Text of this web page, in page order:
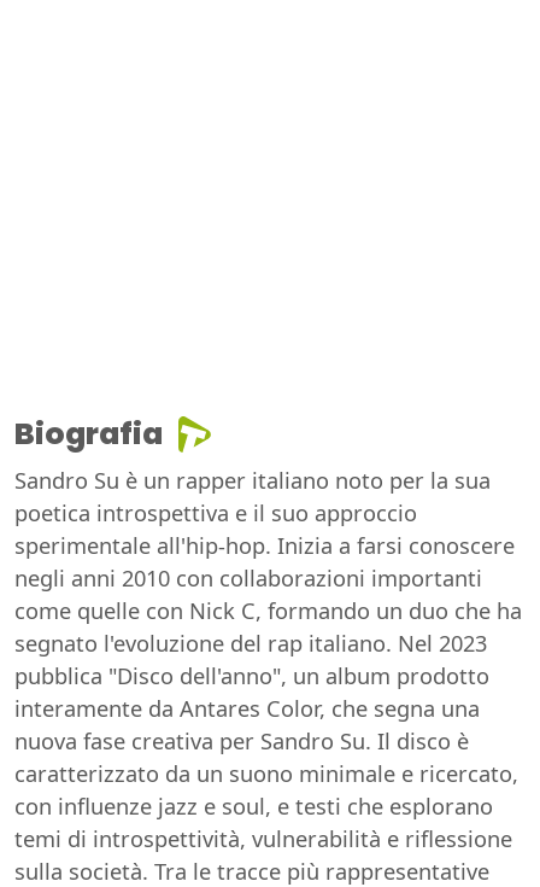
Biografia
Sandro Su è un rapper italiano noto per la sua
poetica introspettiva e il suo approccio
sperimentale all'hip-hop. Inizia a farsi conoscere
negli anni 2010 con collaborazioni importanti
come quelle con Nick C, formando un duo che ha
segnato l'evoluzione del rap italiano. Nel 2023
pubblica "Disco dell'anno", un album prodotto
interamente da Antares Color, che segna una
nuova fase creativa per Sandro Su. Il disco è
caratterizzato da un suono minimale e ricercato,
con influenze jazz e soul, e testi che esplorano
temi di introspettività, vulnerabilità e riflessione
sulla società. Tra le tracce più rappresentative